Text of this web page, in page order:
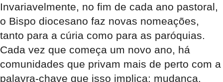
Invariavelmente, no fim de cada ano pastoral,
o Bispo diocesano faz novas nomeações,
tanto para a cúria como para as paróquias.
Cada vez que começa um novo ano, há
comunidades que privam mais de perto com a
palavra-chave que isso implica: mudança.